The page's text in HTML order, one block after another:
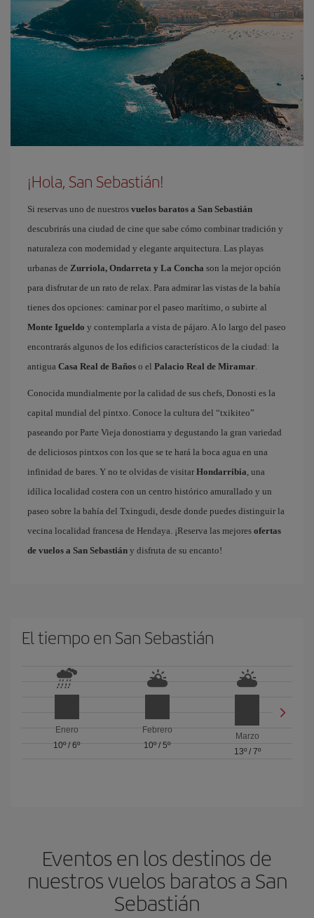
¡Hola, San Sebastián!
Si reservas uno de nuestros vuelos baratos a San Sebastián
descubrirás una ciudad de cine que sabe cómo combinar tradición y
naturaleza con modernidad y elegante arquitectura. Las playas
urbanas de Zurriola, Ondarreta y La Concha son la mejor opción
para disfrutar de un rato de relax. Para admirar las vistas de la bahía
tienes dos opciones: caminar por el paseo marítimo, o subirte al
Monte Igueldo y contemplarla a vista de pájaro. A lo largo del paseo
encontrarás algunos de los edificios característicos de la ciudad: la
antigua Casa Real de Baños o el Palacio Real de Miramar.
Conocida mundialmente por la calidad de sus chefs, Donosti es la
capital mundial del pintxo. Conoce la cultura del “txikiteo”
paseando por Parte Vieja donostiarra y degustando la gran variedad
de deliciosos pintxos con los que se te hará la boca agua en una
infinidad de bares. Y no te olvidas de visitar Hondarribia, una
idílica localidad costera con un centro histórico amurallado y un
paseo sobre la bahía del Txingudi, desde donde puedes distinguir la
vecina localidad francesa de Hendaya. ¡Reserva las mejores ofertas
de vuelos a San Sebastián y disfruta de su encanto!
El tiempo en San Sebastián
Enero
10º/6º
Febrero
10º/ 5º
Marzo
13º/ 7º
Eventos en los destinos de
nuestros vuelos baratos a San
Sebastián